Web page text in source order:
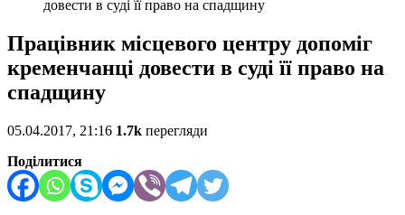
довести в суді її право на спадщину
Працівник місцевого центру допоміг
кременчанці довести в суді її право на
спадщину
05.04.2017, 21:16 1.7k перегляди
Поділитися